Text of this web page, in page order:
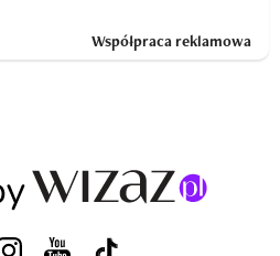
Współpraca reklamowa